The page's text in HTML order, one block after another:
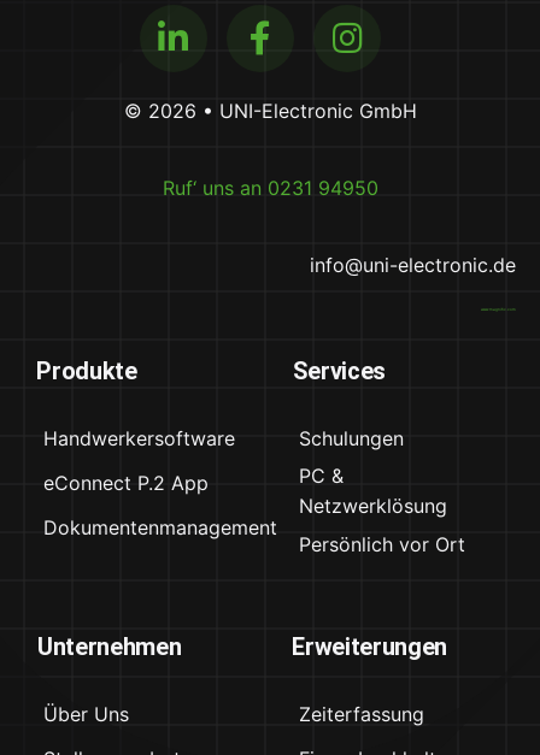
Produkte
Handwerkersoftware
eConnect P.2 App
Dokumentenmanagement
Services
Schulungen
PC &
Netzwerklösung
Persönlich vor Ort
Erweiterungen
Zeiterfassung
Unternehmen
Über Uns
© 2026 • UNI-Electronic GmbH
Ruf‘ uns an 0231 94950
info@uni-electronic.de
www.magnific.com